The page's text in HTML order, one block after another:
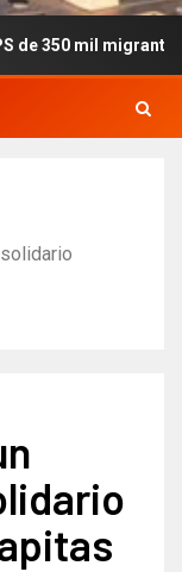
migrantes